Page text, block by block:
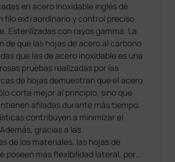
en acero inoxidable inglés de
filo extraordinario y control preciso
Esterilizadas con rayos gamma. La
de que las hojas de acero al carbono
que las de acero inoxidable es una
pruebas realizadas por las
de hojas demuestran que el acero
corta mejor al principio, sino que
afiladas durante más tiempo.
contribuyen a minimizar el
gracias a las
de los materiales, las hojas de
poseen más flexibilidad lateral, por